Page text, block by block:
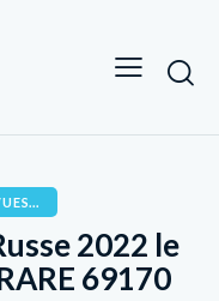
2022 le
69170